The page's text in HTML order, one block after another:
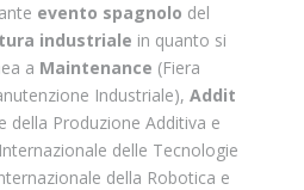
evento spagnolo del
industriale in quanto si
a Maintenance (Fiera
Industriale), Addit
della Produzione Additiva e
delle Tecnologie
della Robotica e